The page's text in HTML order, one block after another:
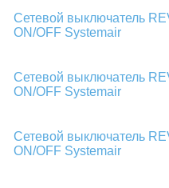
Сетевой выключатель
ON/OFF Systemair
Сетевой выключатель
ON/OFF Systemair
Сетевой выключатель
ON/OFF Systemair